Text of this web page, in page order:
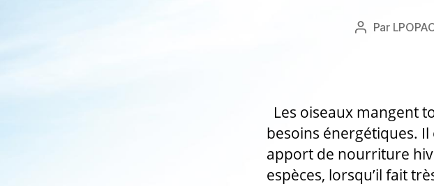
Auteur
Par
Les oiseaux mangent
besoins énergétiques. Il
apport de nourriture
espèces, lorsqu’il fait